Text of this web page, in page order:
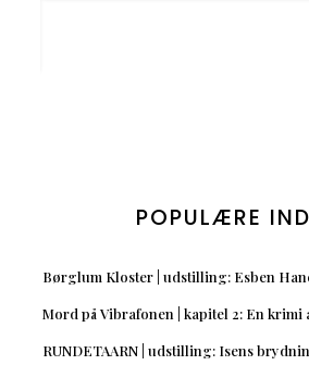
POPULÆRE
Børglum Kloster | udstilling: Esben
Mord på Vibrafonen | kapitel 2: En krimi
RUNDETAARN | udstilling: Isens